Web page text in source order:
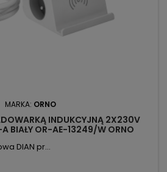
MARKA: ORNO
INDUKCYJNĄ 2X230V
BIAŁY OR-AE-13249/W ORNO
DIAN pr...